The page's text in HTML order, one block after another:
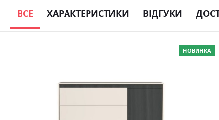
ВСЕ ХАРАКТЕРИСТИКИ ВІДГУКИ
НОВИНКА